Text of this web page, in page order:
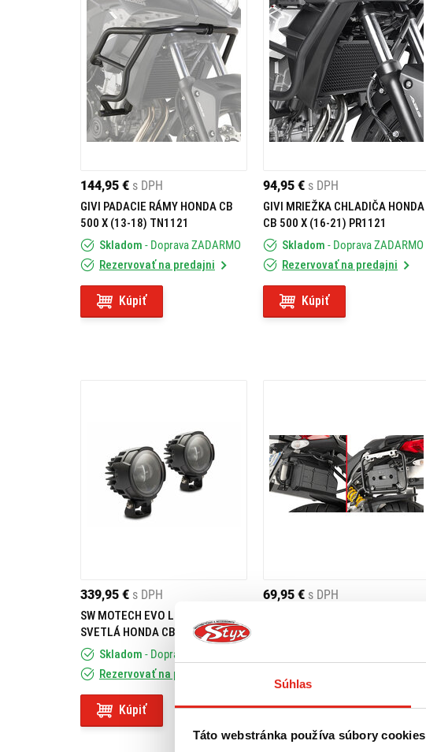
Súhlas
Táto webstránka používa súbory cookies
144,95 € s DPH
GIVI PADACIE RÁMY HONDA CB
500 X (13-18) TN1121
Skladom - Doprava ZADARMO
Rezervovať na predajni
Kúpiť
94,95 € s DPH
GIVI MRIEŽKA CHLADIČA HONDA
CB 500 X (16-21) PR1121
Skladom - Doprava ZADARMO
Rezervovať na predajni
Kúpiť
339,95 € s DPH
SW MOTECH EVO LED HMLOVÉ
SVETLÁ HONDA CB500X (13-18)
Skladom - Doprava ZADARMO
Rezervovať na predajni
Kúpiť
69,95 € s DPH
Kúpiť